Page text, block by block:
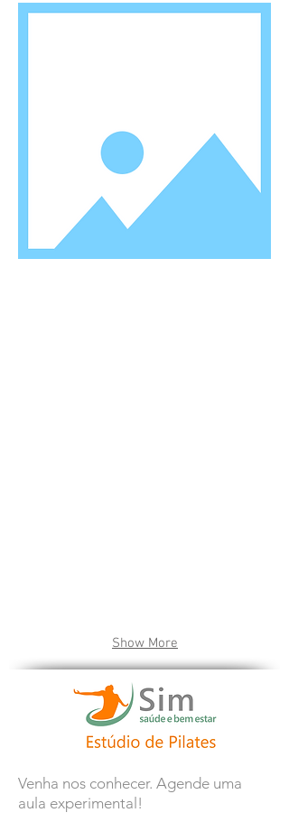
Show More
Venha nos conhecer. Agende uma
aula experimental!